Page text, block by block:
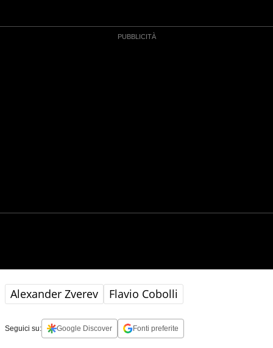
Alexander Zverev Flavio Cobolli
Seguici su: Google Discover Fonti preferite